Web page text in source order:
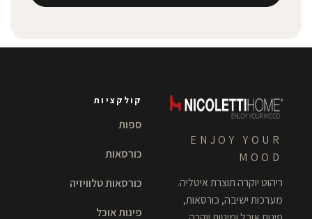
ENJOY YOUR
MOOD
ריהוט יוקרה תוצרת איטליה.
מערכות ישיבה, כורסאות,
קולקציות
ספות
כורסאות
כורסאות טלוויזיה
פינות אוכל